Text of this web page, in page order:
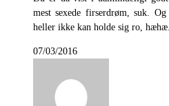
mest sexede firserdrøm, suk.
heller ikke kan holde sig ro,
07/03/2016